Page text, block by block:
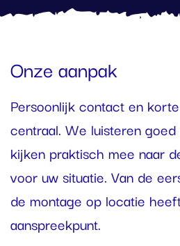
Onze aanpak
Persoonlijk contact en
centraal. We luisteren
kijken praktisch mee naar
voor uw situatie. Van de
de montage op locatie
aanspreekpunt.